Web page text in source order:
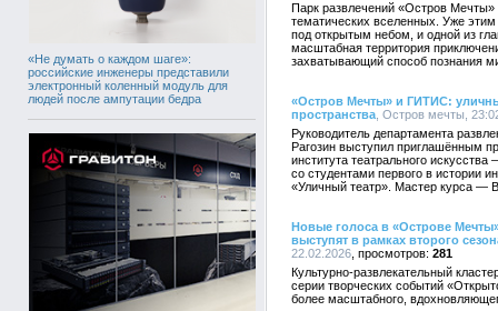
«Не думать о каждом шаге»:
российские инженеры представили
электронный коленный модуль для
людей после ампутации бедра
Парк развлечений «Остров
тематических вселенных. Уже
под открытым небом, и одной из
масштабная территория
захватывающий способ познания
«Остров Мечты» и ГИТИС:
пространства , Остров мечты,
Руководитель департамента
Рагозин выступил приглашённым
института театрального
со студентами первого в истории
«Уличный театр». Мастер курса —
Новые голоса в «Острове
выступят в рамках второго
22.02.2026
281
Культурно-развлекательный
серии творческих событий
более масштабного,